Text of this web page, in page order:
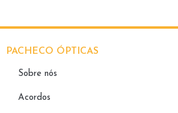
PACHECO ÓPTICAS
Sobre nós
Acordos